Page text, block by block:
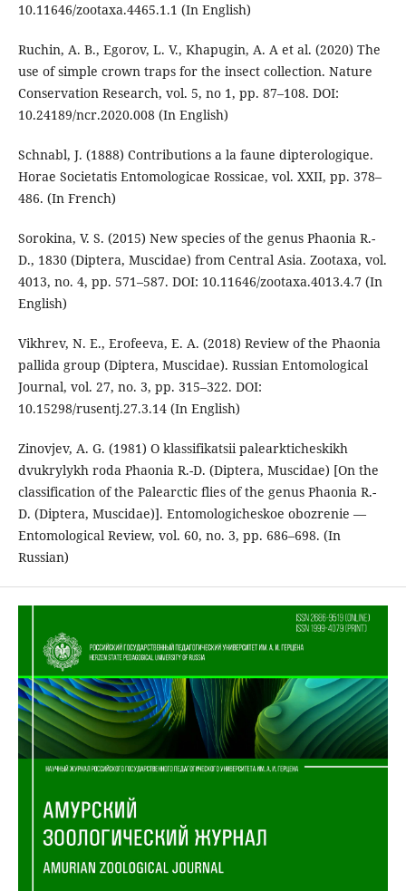
10.11646/zootaxa.4465.1.1 (In English)
Ruchin, A. B., Egorov, L. V., Khapugin, A. A et al. (2020) The
use of simple crown traps for the insect collection. Nature
Conservation Research, vol. 5, no 1, pp. 87–108. DOI:
10.24189/ncr.2020.008 (In English)
Schnabl, J. (1888) Contributions a la faune dipterologique.
Horae Societatis Entomologicae Rossicae, vol. XXII, pp. 378–
486. (In French)
Sorokina, V. S. (2015) New species of the genus Phaonia R.-
D., 1830 (Diptera, Muscidae) from Central Asia. Zootaxa, vol.
4013, no. 4, pp. 571–587. DOI: 10.11646/zootaxa.4013.4.7 (In
English)
Vikhrev, N. E., Erofeeva, E. A. (2018) Review of the Phaonia
pallida group (Diptera, Muscidae). Russian Entomological
Journal, vol. 27, no. 3, pp. 315–322. DOI:
10.15298/rusentj.27.3.14 (In English)
Zinovjev, A. G. (1981) O klassifikatsii palearkticheskikh
dvukrylykh roda Phaonia R.-D. (Diptera, Muscidae) [On the
classification of the Palearctic flies of the genus Phaonia R.-
D. (Diptera, Muscidae)]. Entomologicheskoe obozrenie —
Entomological Review, vol. 60, no. 3, pp. 686–698. (In
Russian)